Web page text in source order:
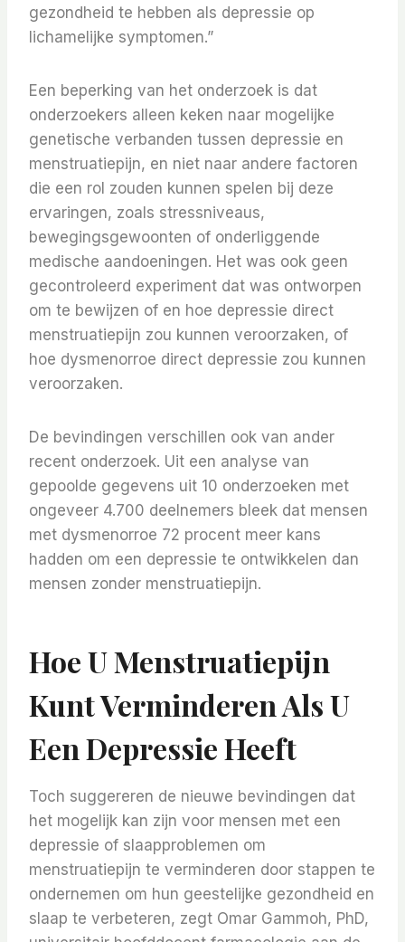
gezondheid te hebben als depressie op
lichamelijke symptomen.”
Een beperking van het onderzoek is dat
onderzoekers alleen keken naar mogelijke
genetische verbanden tussen depressie en
menstruatiepijn, en niet naar andere factoren
die een rol zouden kunnen spelen bij deze
ervaringen, zoals stressniveaus,
bewegingsgewoonten of onderliggende
medische aandoeningen. Het was ook geen
gecontroleerd experiment dat was ontworpen
om te bewijzen of en hoe depressie direct
menstruatiepijn zou kunnen veroorzaken, of
hoe dysmenorroe direct depressie zou kunnen
veroorzaken.
De bevindingen verschillen ook van ander
recent onderzoek. Uit een analyse van
gepoolde gegevens uit 10 onderzoeken met
ongeveer 4.700 deelnemers bleek dat mensen
met dysmenorroe 72 procent meer kans
hadden om een ​​depressie te ontwikkelen dan
mensen zonder menstruatiepijn.
Hoe U Menstruatiepijn
Kunt Verminderen Als U
Een Depressie Heeft
Toch suggereren de nieuwe bevindingen dat
het mogelijk kan zijn voor mensen met een
depressie of slaapproblemen om
menstruatiepijn te verminderen door stappen te
ondernemen om hun geestelijke gezondheid en
slaap te verbeteren, zegt Omar Gammoh, PhD,